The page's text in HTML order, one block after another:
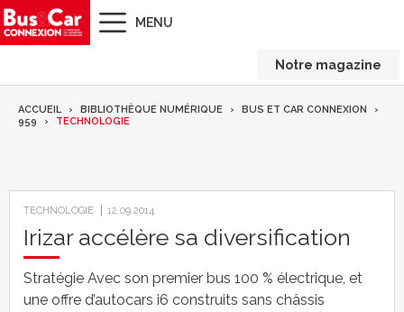
MENU
Notre magazine
ACCUEIL BIBLIOTHÈQUE NUMÉRIQUE
BUS ET CAR CONNEXION
959
TECHNOLOGIE
TECHNOLOGIE 12.09.2014
Irizar accélère sa diversification
Stratégie Avec son premier bus 100 % électrique, et
une offre d’autocars i6 construits sans châssis